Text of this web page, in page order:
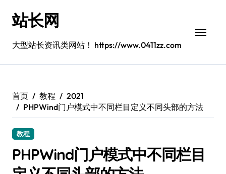
站长网
大型站长资讯类网站！ https://www.0411zz.com
首页 教程
2021
PHPWind门户模式中不同栏目定义不同头部的方法
教程
PHPWind门户模式中不同栏目